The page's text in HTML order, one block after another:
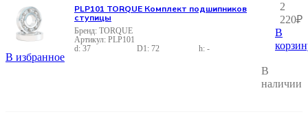
В избранное
PLP101
37
72 -
TORQUE
PLP101 TORQUE Комплект подшипников
ступицы
2
220₽
В
В
наличии